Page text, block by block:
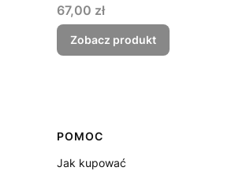
Cena
67,00 zł
Zobacz produkt
Linki w stopce
POMOC
Jak kupować